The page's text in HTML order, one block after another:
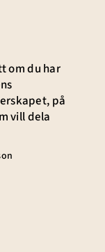
om du har
på
vill dela